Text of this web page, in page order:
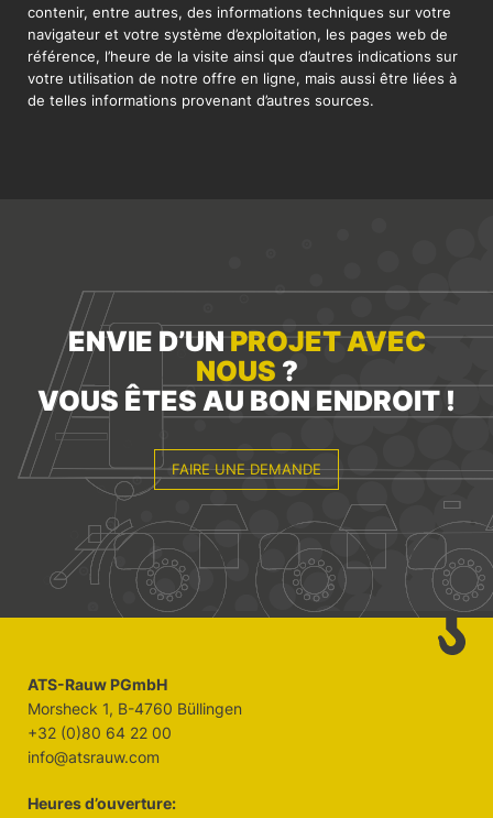
contenir, entre autres, des informations techniques sur votre
navigateur et votre système d’exploitation, les pages web de
référence, l’heure de la visite ainsi que d’autres indications sur
votre utilisation de notre offre en ligne, mais aussi être liées à
de telles informations provenant d’autres sources.
ENVIE D’UNPROJET AVEC
NOUS ?
VOUS ÊTES AU BON ENDROIT !
FAIRE UNE DEMANDE
ATS-Rauw PGmbH
Morsheck 1, B-4760 Büllingen
+32 (0)80 64 22 00
info@atsrauw.com
Heures d’ouverture: